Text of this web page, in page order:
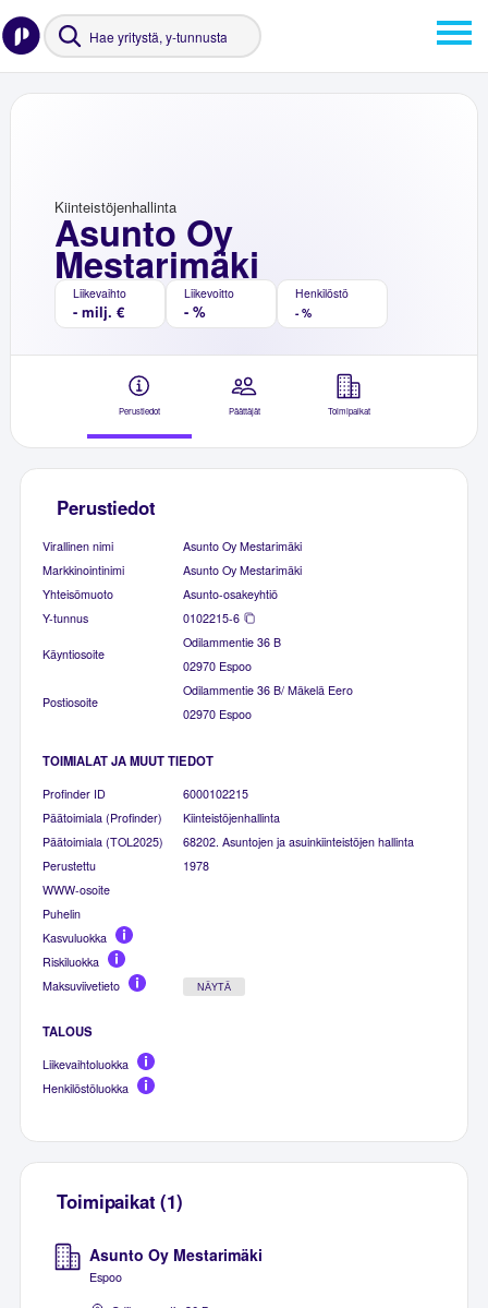
Asunto Oy
Mestarimäki
Kiinteistöjenhallinta
Liikevaihto
- milj. €
Liikevoitto
- %
Henkilöstö
- %
Perustiedot Päättäjät Toimipaikat
Perustiedot
Virallinen nimi
Asunto Oy Mestarimäki
Markkinointinimi
Asunto Oy Mestarimäki
Yhteisömuoto
Asunto-osakeyhtiö
Y-tunnus
0102215-6
Käyntiosoite
Odilammentie 36 B
02970 Espoo
Postiosoite
Odilammentie 36 B/ Mäkelä Eero
02970 Espoo
TOIMIALAT JA MUUT TIEDOT
Profinder ID
6000102215
Päätoimiala (Profinder)
Kiinteistöjenhallinta
Päätoimiala (TOL2025)
68202. Asuntojen ja asuinkiinteistöjen hallinta
Perustettu
1978
WWW-osoite
Puhelin
Kasvuluokka
Riskiluokka
Maksuviivetieto
NÄYTÄ
TALOUS
Liikevaihtoluokka
Henkilöstöluokka
Toimipaikat (1)
Asunto Oy Mestarimäki
Espoo